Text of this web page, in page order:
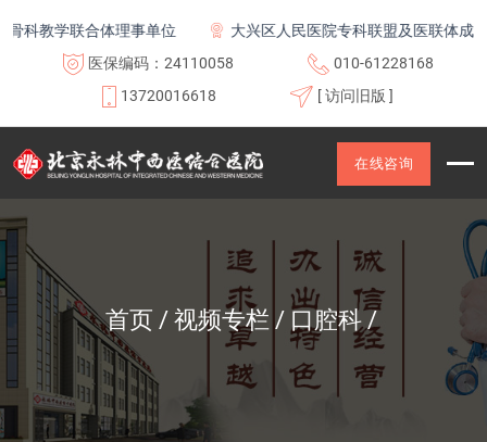
教学联合体理事单位
大兴区人民医院专科联盟及医联体成员单
医保编码：24110058
010-61228168
13720016618
[ 访问旧版 ]
在线咨询
首页 视频专栏 口腔科